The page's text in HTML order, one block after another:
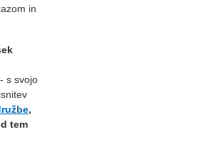
in
s svojo
,
tem